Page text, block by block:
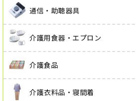
通信・助聴器具
介護用食器・エプロン
介護食品
介護衣料品・寝間着